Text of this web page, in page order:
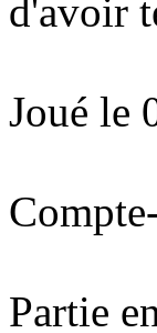
d'avoir
Joué le
Partie